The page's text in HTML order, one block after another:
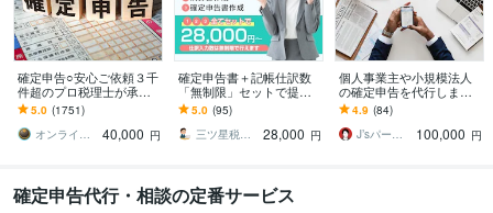
確定申告○安心ご依頼３千
件超のプロ税理士が承り
ます 限定！今だけの特別
料金！全国対応！安心・
らくらく・おまかせ！
5.0 (1751)
オンライン税理士事務所
40,000 円
確定申告書＋記帳仕訳数
「無制限」セットで提供
します 可能な限りご要望
を取り入れ、価格の相談
にも柔軟に対応します
5.0 (95)
三ツ星税理士事務所
28,000 円
個人事業主や小規模法人
の確定申告を代行します
初めての決算も安心。設
計から丁寧にサポートし
ます。
4.9 (84)
J’sパートナー総合会計事務所
100,000 円
確定申告代行・相談の定番サービス